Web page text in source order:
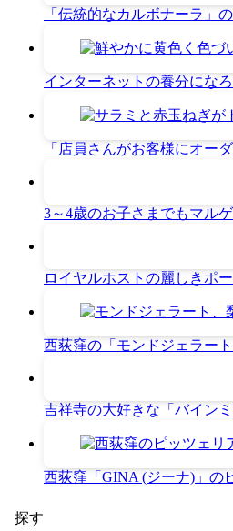
「伝統的なカルボナーラ」
インターネットの養分になろ
「店員さんがお客様にオー
3～4歳のお子さまでもマル
ロイヤルホストの麗しきポ
西荻窪の「モンドジェラー
吉祥寺の大好きな「バイン
西荻窪「GINA (ジーナ)」の
探す